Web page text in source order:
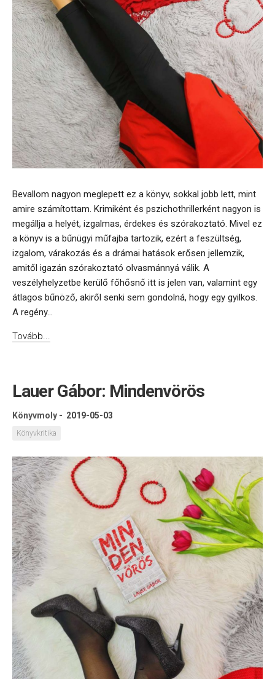
Bevallom nagyon meglepett ez a könyv, sokkal jobb lett, mint
amire számítottam. Krimiként és pszichothrillerként nagyon is
megállja a helyét, izgalmas, érdekes és szórakoztató. Mivel ez
a könyv is a bűnügyi műfajba tartozik, ezért a feszültség,
izgalom, várakozás és a drámai hatások erősen jellemzik,
amitől igazán szórakoztató olvasmánnyá válik. A
veszélyhelyzetbe kerülő főhősnő itt is jelen van, valamint egy
átlagos bűnöző, akiről senki sem gondolná, hogy egy gyilkos.
A regény...
Tovább...
Lauer Gábor: Mindenvörös
Könyvmoly - 2019-05-03
Könyvkritika